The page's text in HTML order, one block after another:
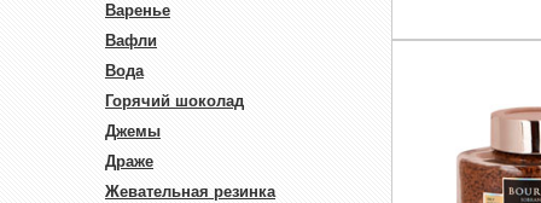
Варенье
Вафли
Вода
Горячий шоколад
Джемы
Драже
Жевательная резинка